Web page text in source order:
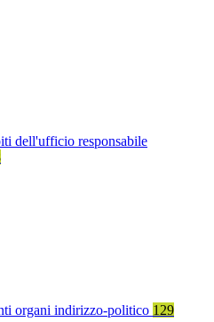
dell'ufficio responsabile
organi indirizzo-politico 129